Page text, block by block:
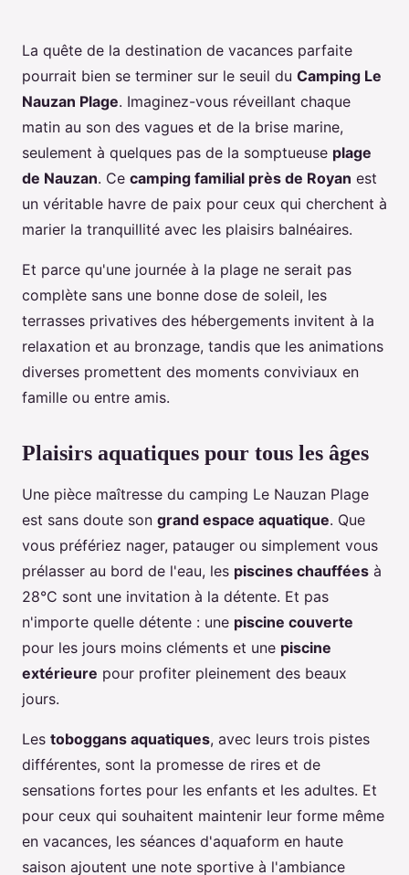
La quête de la destination de vacances parfaite
pourrait bien se terminer sur le seuil du Camping Le
Nauzan Plage. Imaginez-vous réveillant chaque
matin au son des vagues et de la brise marine,
seulement à quelques pas de la somptueuse plage
de Nauzan. Ce camping familial près de Royan est
un véritable havre de paix pour ceux qui cherchent à
marier la tranquillité avec les plaisirs balnéaires.
Et parce qu'une journée à la plage ne serait pas
complète sans une bonne dose de soleil, les
terrasses privatives des hébergements invitent à la
relaxation et au bronzage, tandis que les animations
diverses promettent des moments conviviaux en
famille ou entre amis.
Plaisirs aquatiques pour tous les âges
Une pièce maîtresse du camping Le Nauzan Plage
est sans doute son grand espace aquatique. Que
vous préfériez nager, patauger ou simplement vous
prélasser au bord de l'eau, les piscines chauffées à
28°C sont une invitation à la détente. Et pas
n'importe quelle détente : une piscine couverte
pour les jours moins cléments et une piscine
extérieure pour profiter pleinement des beaux
jours.
Les toboggans aquatiques, avec leurs trois pistes
différentes, sont la promesse de rires et de
sensations fortes pour les enfants et les adultes. Et
pour ceux qui souhaitent maintenir leur forme même
en vacances, les séances d'aquaform en haute
saison ajoutent une note sportive à l'ambiance